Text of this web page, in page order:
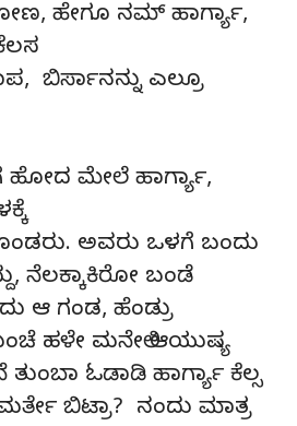
ಹೇಗೂ ನಮ್ ಹಾರ್ಗ್ಯಾ,
ಬಿರ್ಸಾನನ್ನು ಎಲ್ರೂ
ಮೇಲೆ ಹಾರ್ಗ್ಯಾ,
ಅವರು ಒಳಗೆ ಬಂದು
ನೆಲಕ್ಕಾಕಿರೋ ಬಂಡೆ
ಆ ಗಂಡ, ಹೆಂಡ್ರು
ಹಳೇ ಮನೇಲಿ ಆಯುಷ್ಯ
ಓಡಾಡಿ ಹಾರ್ಗ್ಯಾ ಕೆಲ್ಸ
ಬಿಟ್ರಾ? ನಂದು ಮಾತ್ರ